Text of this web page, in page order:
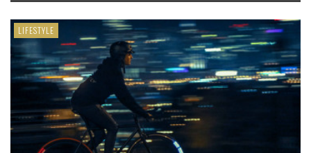
LIFESTYLE